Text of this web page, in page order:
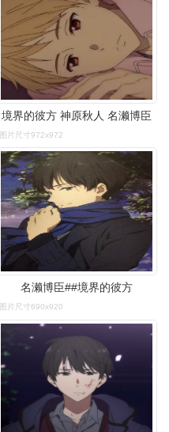
境界的彼方 神原秋人 名濑博臣
图片尺寸972x972
名濑博臣##境界的彼方
图片尺寸690x920